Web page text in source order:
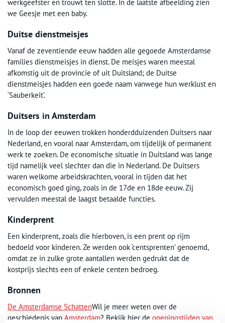
werkgeefster en trouwt ten slotte. In de laatste afbeelding zien
we Geesje met een baby.
Duitse dienstmeisjes
Vanaf de zeventiende eeuw hadden alle gegoede Amsterdamse
families dienstmeisjes in dienst. De meisjes waren meestal
afkomstig uit de provincie of uit Duitsland; de Duitse
dienstmeisjes hadden een goede naam vanwege hun werklust en
‘Sauberkeit’.
Duitsers in Amsterdam
In de loop der eeuwen trokken honderdduizenden Duitsers naar
Nederland, en vooral naar Amsterdam, om tijdelijk of permanent
werk te zoeken. De economische situatie in Duitsland was lange
tijd namelijk veel slechter dan die in Nederland. De Duitsers
waren welkome arbeidskrachten, vooral in tijden dat het
economisch goed ging, zoals in de 17de en 18de eeuw. Zij
vervulden meestal de laagst betaalde functies.
Kinderprent
Een kinderprent, zoals die hierboven, is een prent op rijm
bedoeld voor kinderen. Ze werden ook ‘centsprenten’ genoemd,
omdat ze in zulke grote aantallen werden gedrukt dat de
kostprijs slechts een of enkele centen bedroeg.
Bronnen
De Amsterdamse SchattenWil je meer weten over de
geschiedenis van Amsterdam? Bekijk hier de openingstijden van